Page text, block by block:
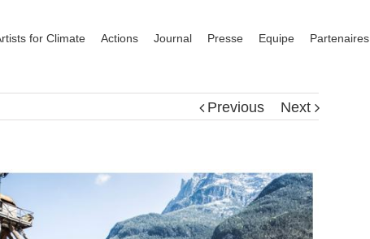
for Climate Actions Journal Presse Equipe Partenaires
Previous Next